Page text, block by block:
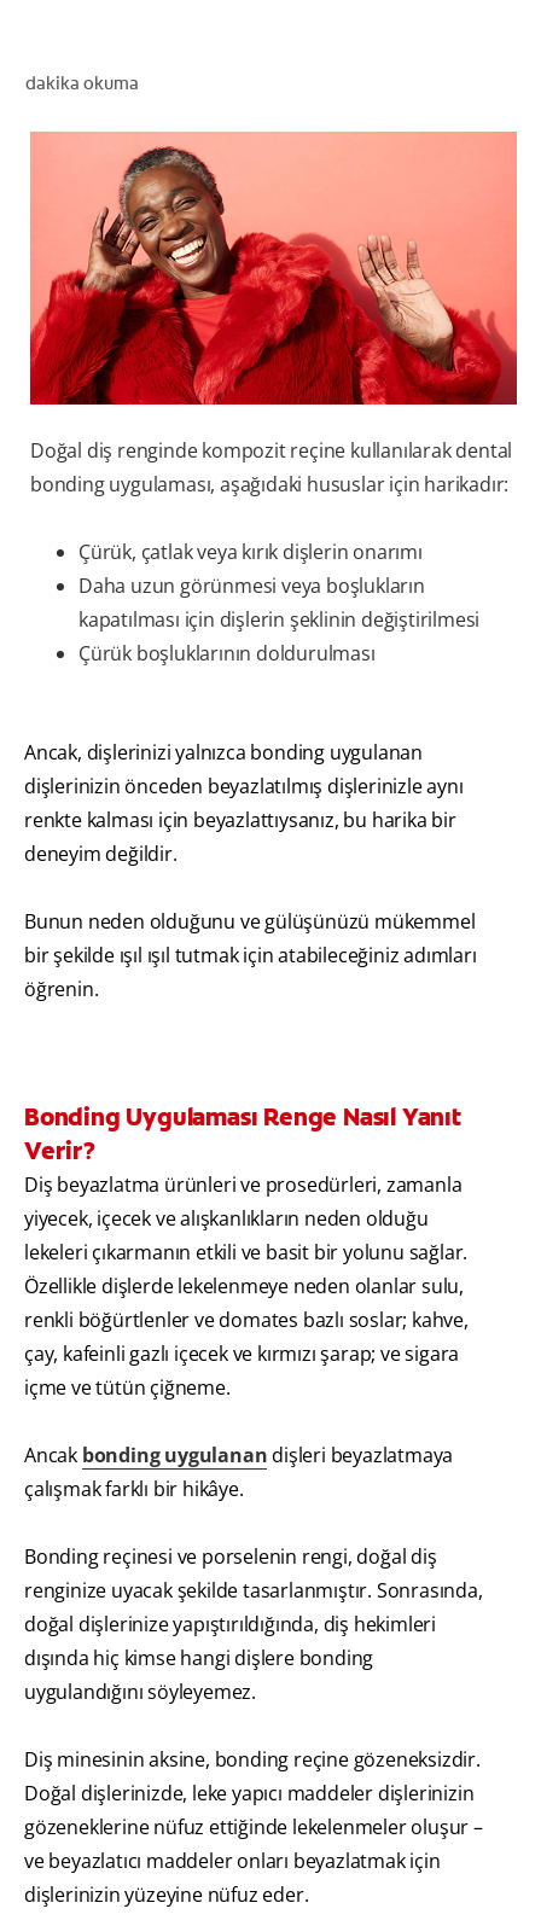
dakika okuma
Doğal diş renginde kompozit reçine kullanılarak dental
bonding uygulaması, aşağıdaki hususlar için harikadır:
Çürük, çatlak veya kırık dişlerin onarımı
Daha uzun görünmesi veya boşlukların
kapatılması için dişlerin şeklinin değiştirilmesi
Çürük boşluklarının doldurulması
Ancak, dişlerinizi yalnızca bonding uygulanan
dişlerinizin önceden beyazlatılmış dişlerinizle aynı
renkte kalması için beyazlattıysanız, bu harika bir
deneyim değildir.
Bunun neden olduğunu ve gülüşünüzü mükemmel
bir şekilde ışıl ışıl tutmak için atabileceğiniz adımları
öğrenin.
Bonding Uygulaması Renge Nasıl Yanıt
Verir?
Diş beyazlatma ürünleri ve prosedürleri, zamanla
yiyecek, içecek ve alışkanlıkların neden olduğu
lekeleri çıkarmanın etkili ve basit bir yolunu sağlar.
Özellikle dişlerde lekelenmeye neden olanlar sulu,
renkli böğürtlenler ve domates bazlı soslar; kahve,
çay, kafeinli gazlı içecek ve kırmızı şarap; ve sigara
içme ve tütün çiğneme.
Ancak bonding uygulanandişleri beyazlatmaya
çalışmak farklı bir hikâye.
Bonding reçinesi ve porselenin rengi, doğal diş
renginize uyacak şekilde tasarlanmıştır. Sonrasında,
doğal dişlerinize yapıştırıldığında, diş hekimleri
dışında hiç kimse hangi dişlere bonding
uygulandığını söyleyemez.
Diş minesinin aksine, bonding reçine gözeneksizdir.
Doğal dişlerinizde, leke yapıcı maddeler dişlerinizin
gözeneklerine nüfuz ettiğinde lekelenmeler oluşur –
ve beyazlatıcı maddeler onları beyazlatmak için
dişlerinizin yüzeyine nüfuz eder.